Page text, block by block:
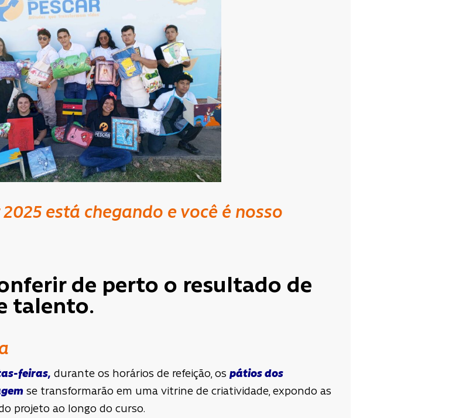
está chegando e você é nosso
de perto o resultado de
talento.
feiras, durante os horários de refeição, os pátios dos
se transformarão em uma vitrine de criatividade, expondo as
projeto ao longo do curso.